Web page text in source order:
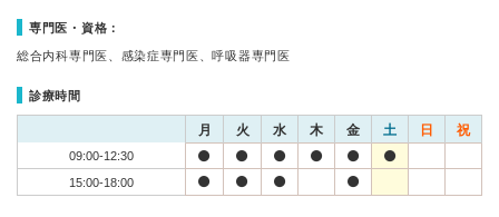
専門医・資格：
総合内科専門医、感染症専門医、呼吸器専門医
診療時間
月 火 水 木 金 土 日 祝
09:00-12:30
15:00-18:00